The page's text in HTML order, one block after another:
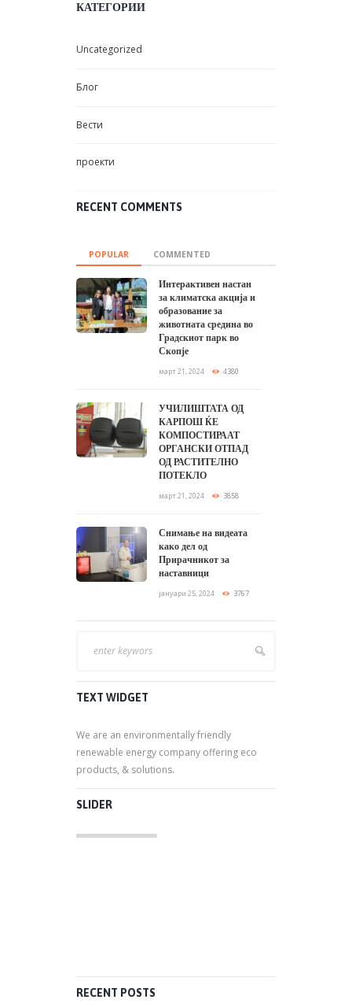
КАТЕГОРИИ
Uncategorized
Блог
Вести
проекти
RECENT COMMENTS
POPULAR COMMENTED
Интерактивен настан
за климатска акција и
образование за
животната средина во
Градскиот парк во
Скопје
март 21, 2024 4380
УЧИЛИШТАТА ОД
КАРПОШ ЌЕ
КОМПОСТИРААТ
ОРГАНСКИ ОТПАД
ОД РАСТИТЕЛНО
ПОТЕКЛО
март 21, 2024 3858
Снимање на видеата
како дел од
Прирачникот за
наставници
јануари 25, 2024 3767
TEXT WIDGET
We are an environmentally friendly
renewable energy company offering eco
products, & solutions.
SLIDER
RECENT POSTS